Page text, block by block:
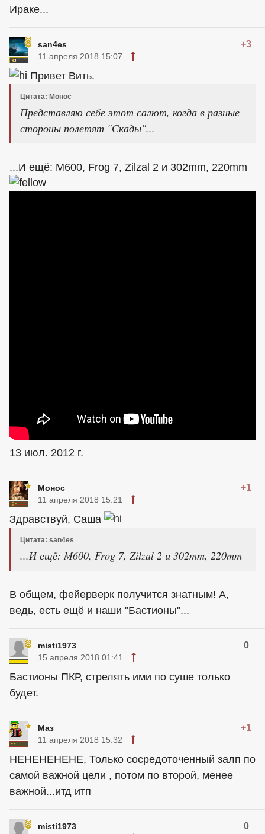
Ираке...
san4es +3
11 апреля 2018 15:07
Привет Вить.
Цитата: Монос
Представляю себе этот салют, когда в разные
стороны полетят "Скады"...
...И ещё: M600, Frog 7, Zilzal 2 и 302mm, 220mm
13 июл. 2012 г.
Монос +1
11 апреля 2018 15:21
Здравствуй, Саша
Цитата: san4es
...И ещё: M600, Frog 7, Zilzal 2 и 302mm, 220mm
В общем, фейерверк получится знатным! А,
ведь, есть ещё и наши "Бастионы"...
misti1973 0
15 апреля 2018 01:41
Бастионы ПКР, стрелять ими по суше только
будет.
Маз +1
11 апреля 2018 15:32
НЕНЕНЕНЕНЕ, Только сосредоточенный залп по
самой важной цели , потом по второй, менее
важной...итд итп
misti1973 0